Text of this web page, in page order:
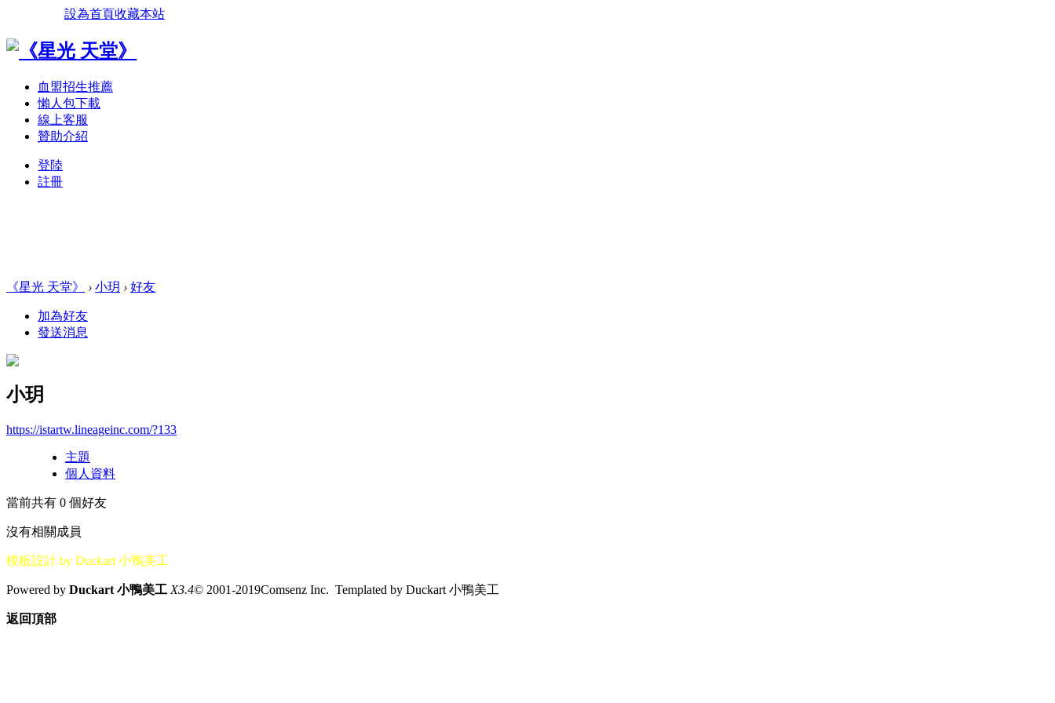
設為首頁收藏本站
血盟招生推薦
懶人包下載
線上客服
贊助介紹
登陸
註冊
《星光 天堂》 › 小玥 › 好友
加為好友
發送消息
小玥
https://istartw.lineageinc.com/?133
主題
個人資料
當前共有 0 個好友
沒有相關成員
模板設計 by Duckart 小鴨美工
Powered by Duckart 小鴨美工 X3.4© 2001-2019Comsenz Inc. Templated by Duckart 小鴨美工
返回頂部